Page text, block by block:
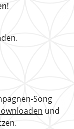
Song
und